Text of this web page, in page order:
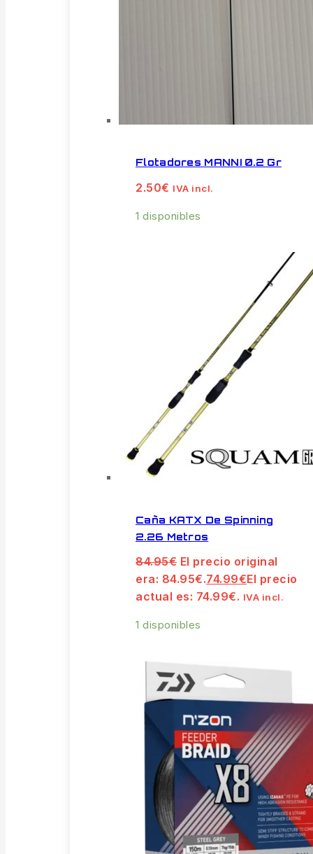
Flotadores MANNI 0.2 Gr
2.50€ IVA incl.
1 disponibles
Caña KATX De Spinning
2.26 Metros
84.95€ El precio original
era: 84.95€.74.99€El precio
actual es: 74.99€. IVA incl.
1 disponibles